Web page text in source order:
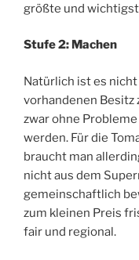
größte und
Stufe 2: Machen
Natürlich ist es
vorhandenen Besitz
zwar ohne
werden. Für die
braucht man
nicht aus dem
gemeinschaftlich
zum kleinen Preis
fair und regional.